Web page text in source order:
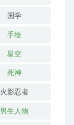
国学
手绘
星空
死神
火影忍者
男生人物